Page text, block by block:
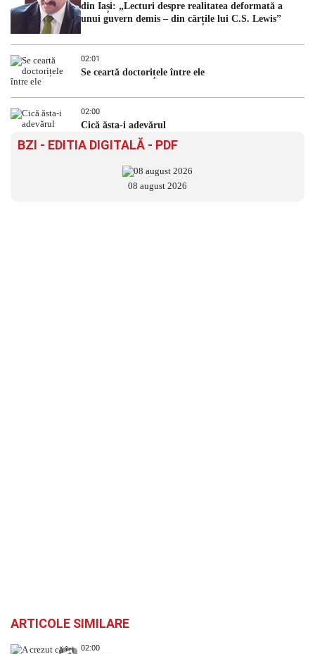
din Iași: „Lecturi despre realitatea deformată a
unui guvern demis – din cărțile lui C.S. Lewis”
02:01
Se ceartă doctorițele între ele
02:00
Cică ăsta-i adevărul
BZI - EDITIA DIGITALĂ - PDF
08 august 2026
ARTICOLE SIMILARE
02:00